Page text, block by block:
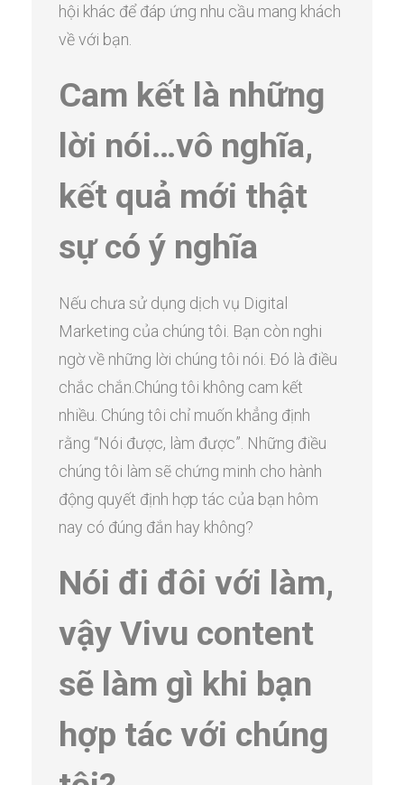
hội khác để đáp ứng nhu cầu mang khách
về với bạn.
Cam kết là những
lời nói…vô nghĩa,
kết quả mới thật
sự có ý nghĩa
Nếu chưa sử dụng dịch vụ Digital
Marketing của chúng tôi. Bạn còn nghi
ngờ về những lời chúng tôi nói. Đó là điều
chắc chắn.Chúng tôi không cam kết
nhiều. Chúng tôi chỉ muốn khẳng định
rằng “Nói được, làm được”. Những điều
chúng tôi làm sẽ chứng minh cho hành
động quyết định hợp tác của bạn hôm
nay có đúng đắn hay không?
Nói đi đôi với làm,
vậy Vivu content
sẽ làm gì khi bạn
hợp tác với chúng